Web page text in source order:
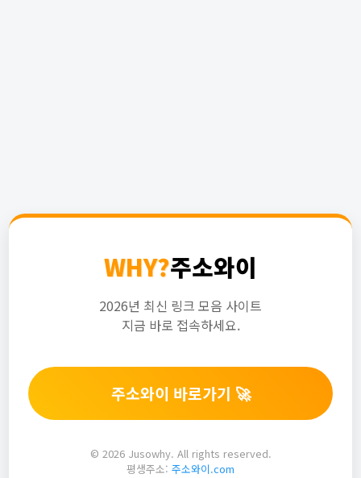
WHY?주소와이
2026년 최신 링크 모음 사이트
지금 바로 접속하세요.
주소와이 바로가기 🚀
© 2026 Jusowhy. All rights reserved.
평생주소: 주소와이.com